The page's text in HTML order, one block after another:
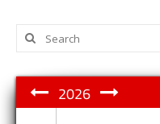
Search
for:
2026